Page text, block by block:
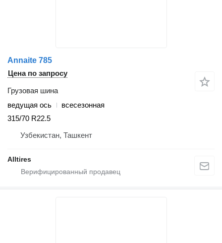
Annaite 785
Цена по запросу
Грузовая шина
ведущая ось
всесезонная
315/70 R22.5
Узбекистан, Ташкент
Alltires